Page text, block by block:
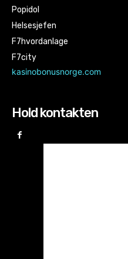
Popidol
Helsesjefen
F7hvordanlage
F7city
kasinobonusnorge.com
Hold kontakten